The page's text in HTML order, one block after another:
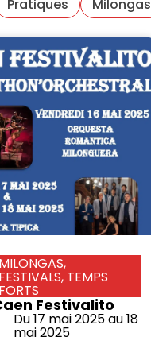
Pratiques Milongas
TEMPS
Festivalito
Du 17 mai 2025 au 18
mai 2025